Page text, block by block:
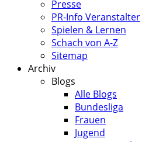
Presse
PR-Info Veranstalter
Spielen & Lernen
Schach von A-Z
Sitemap
Archiv
Blogs
Alle Blogs
Bundesliga
Frauen
Jugend